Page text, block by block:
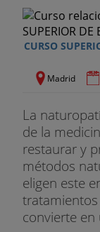
CURSO
Madrid
La
de la
restaurar y
métodos
eligen este
convierte en